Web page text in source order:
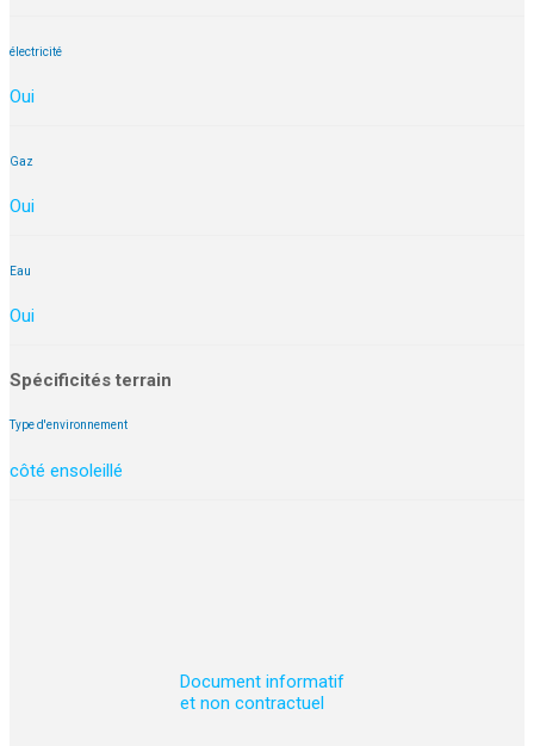
électricité
Oui
Gaz
Oui
Eau
Oui
Spécificités terrain
Type d'environnement
côté ensoleillé
Document informatif
et non contractuel